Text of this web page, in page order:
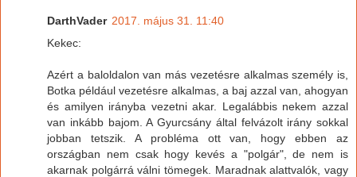
DarthVader 2017. május 31. 11:40
Kekec:
Azért a baloldalon van más vezetésre alkalmas személy is,
Botka például vezetésre alkalmas, a baj azzal van, ahogyan
és amilyen irányba vezetni akar. Legalábbis nekem azzal
van inkább bajom. A Gyurcsány által felvázolt irány sokkal
jobban tetszik. A probléma ott van, hogy ebben az
országban nem csak hogy kevés a "polgár", de nem is
akarnak polgárrá válni tömegek. Maradnak alattvalók, vagy